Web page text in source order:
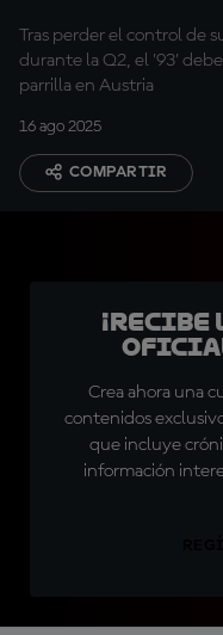
Tras perder el control de
durante la Q2, el '93'
parrilla en Austria
16 ago 2025
COMPARTIR
oficial
Crea ahora una
contenidos
que incluye
información